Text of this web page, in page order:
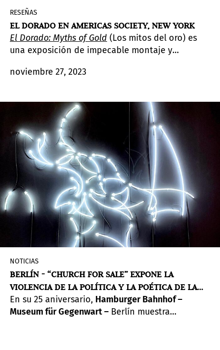
RESEÑAS
EL DORADO EN AMERICAS SOCIETY, NEW YORK
El Dorado: Myths of Gold (Los mitos del oro) es
una exposición de impecable montaje y
objetos y obras de arte de sesenta artistas que
siglo XXI.
noviembre 27, 2023
NOTICIAS
BERLÍN - “CHURCH FOR SALE” EXPONE LA
VIOLENCIA DE LA POLÍTICA Y LA POÉTICA DE LA
COMUNIDAD
En su 25 aniversario, Hamburger Bahnhof –
Museum für Gegenwart – Berlín muestra